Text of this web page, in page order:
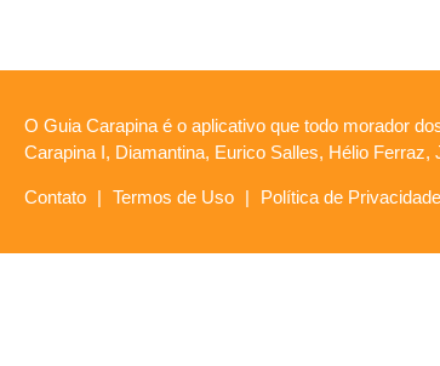
O Guia Carapina é o aplicativo que todo morador
Carapina I, Diamantina, Eurico Salles, Hélio
Contato | Termos de Uso | Política de Privacidade